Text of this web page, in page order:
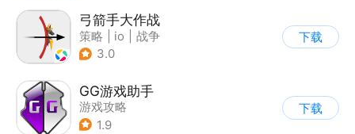
弓箭手大作战
策略 io
战争
| 非对称竞技
3.0
下载
GG游戏助手
游戏攻略
1.9
下载